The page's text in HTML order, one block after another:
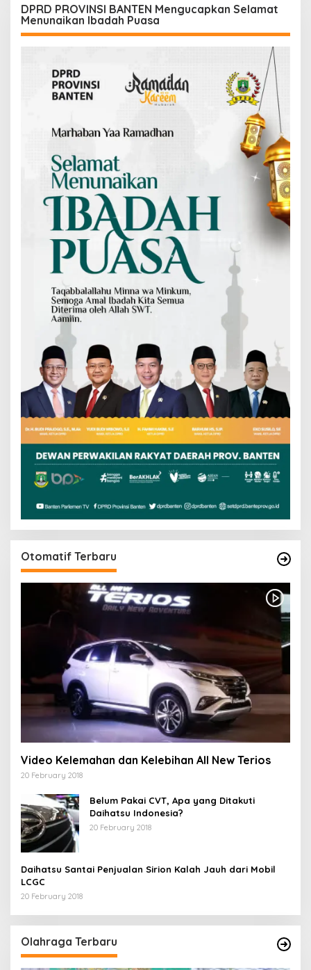
DPRD PROVINSI BANTEN Mengucapkan Selamat
Menunaikan Ibadah Puasa
Otomatif Terbaru
Video Kelemahan dan Kelebihan All New Terios
20 February 2018
Belum Pakai CVT, Apa yang Ditakuti
Daihatsu Indonesia?
20 February 2018
Daihatsu Santai Penjualan Sirion Kalah Jauh dari Mobil
LCGC
20 February 2018
Olahraga Terbaru